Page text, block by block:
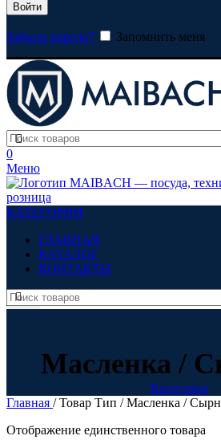
Войти
Забыли пароль? Запомнить меня
0
Меню
КАТЕГОРИИ
ГЛАВНАЯ
КАТАЛОГ
КОНТАКТЫ
Масленка /
Категории
Главная / Товар Тип / Масленка /
Отображение единственного товара